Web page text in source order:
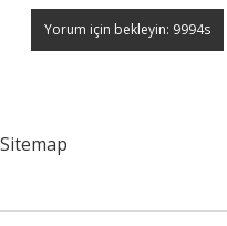
Sitemap